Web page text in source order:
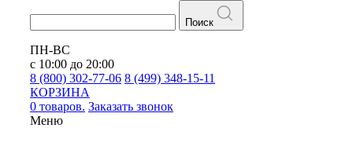
Поиск
ПН-ВС
с 10:00 до 20:00
8 (800) 302-77-06 8 (499) 348-15-11
КОРЗИНА
0 товаров. Заказать звонок
Меню